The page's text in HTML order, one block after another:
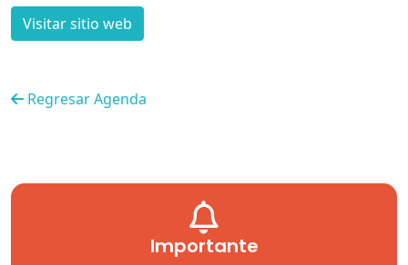
Visitar sitio web
Regresar Agenda
Importante